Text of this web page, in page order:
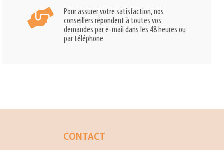
Pour assurer votre satisfaction, nos
conseillers répondent à toutes vos
demandes par e-mail dans les 48 heures ou
par téléphone
CONTACT